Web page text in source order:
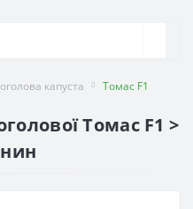
капуста Томас F1
Томас F1 >